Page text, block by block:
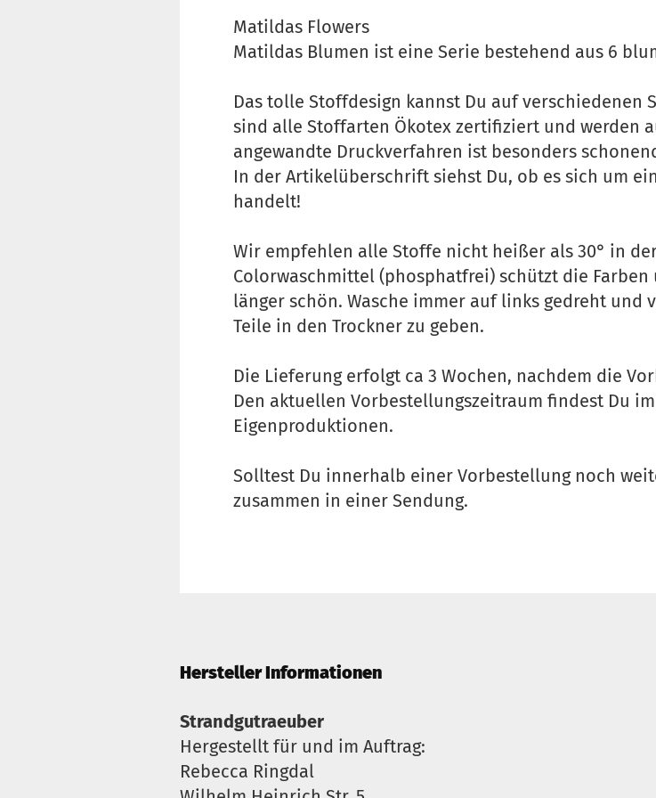
Matildas Flowers
Matildas Blumen ist eine Serie bestehend aus 6
Das tolle Stoffdesign kannst Du auf
sind alle Stoffarten Ökotex zertifiziert und werden
angewandte Druckverfahren ist besonders
In der Artikelüberschrift siehst Du, ob es sich um
handelt!
Wir empfehlen alle Stoffe nicht heißer als 30° in
Colorwaschmittel (phosphatfrei) schützt die
länger schön. Wasche immer auf links gedreht und
Teile in den Trockner zu geben.
Die Lieferung erfolgt ca 3 Wochen, nachdem die
Den aktuellen Vorbestellungszeitraum findest Du
Eigenproduktionen.
Solltest Du innerhalb einer Vorbestellung noch
zusammen in einer Sendung.
Hersteller Informationen
Strandgutraeuber
Hergestellt für und im Auftrag:
Rebecca Ringdal